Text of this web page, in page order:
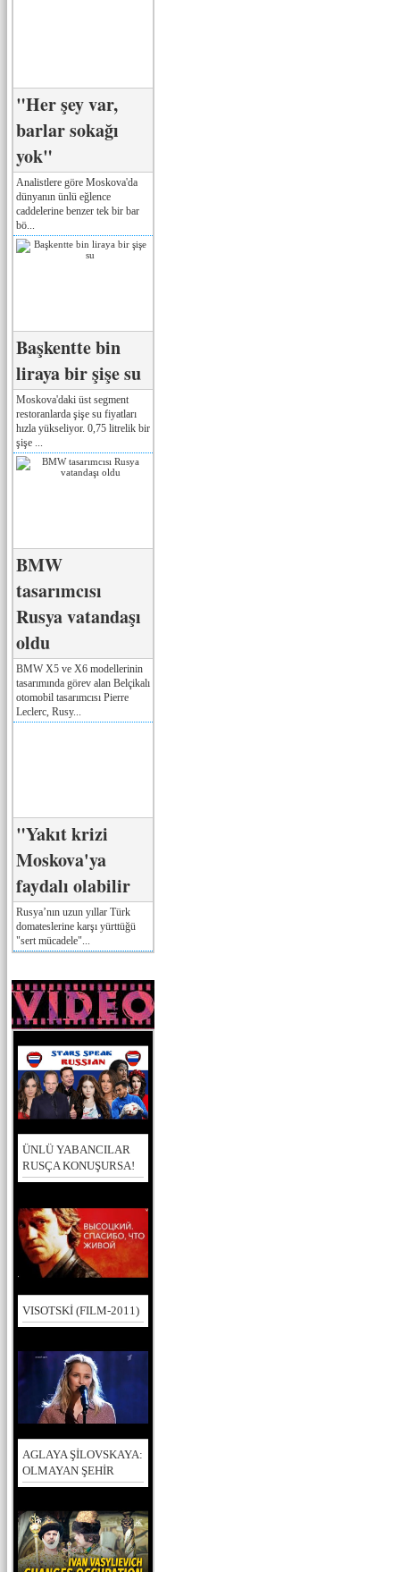
"Her şey var,
barlar sokağı
yok"
Analistlere göre Moskova'da
dünyanın ünlü eğlence
caddelerine benzer tek bir bar
bö...
Başkentte bin
liraya bir şişe su
Moskova'daki üst segment
restoranlarda şişe su fiyatları
hızla yükseliyor. 0,75 litrelik bir
şişe ...
BMW
tasarımcısı
Rusya vatandaşı
oldu
BMW X5 ve X6 modellerinin
tasarımında görev alan Belçikalı
otomobil tasarımcısı Pierre
Leclerc, Rusy...
"Yakıt krizi
Moskova'ya
faydalı olabilir
Rusya’nın uzun yıllar Türk
domateslerine karşı yürttüğü
"sert mücadele"...
ÜNLÜ YABANCILAR
RUSÇA KONUŞURSA!
VISOTSKİ (FILM-2011)
AGLAYA ŞİLOVSKAYA:
OLMAYAN ŞEHİR